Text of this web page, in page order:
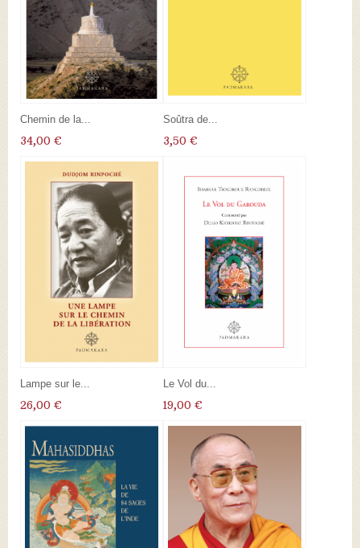
Chemin de la...
34,00 €
Soûtra de...
3,50 €
Lampe sur le...
26,00 €
Le Vol du...
19,00 €